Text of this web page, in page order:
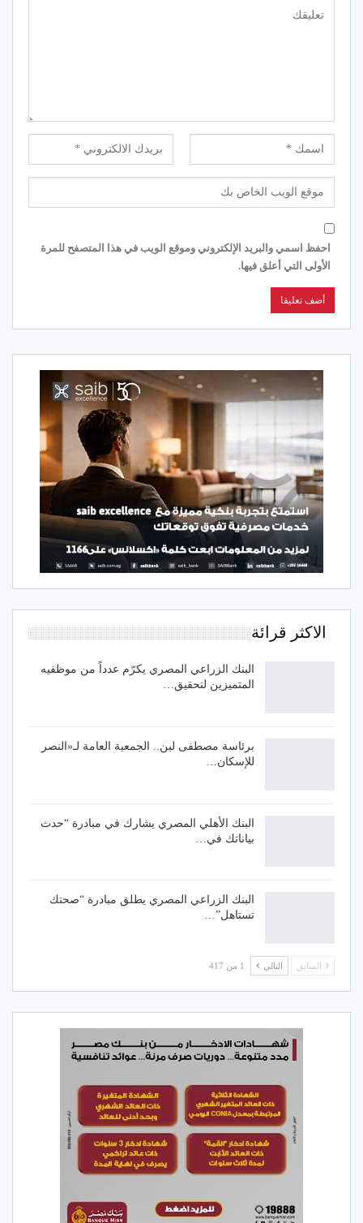
احفظ اسمي والبريد الإلكتروني وموقع الويب في هذا المتصفح للمرة
الأولى التي أعلق فيها.
الاكثر قرائة
البنك الزراعي المصري يكرّم عدداً من موظفيه
المتميزين لتحقيق…
برئاسة مصطفى لبن.. الجمعية العامة لـ«النصر
للإسكان…
البنك الأهلي المصري يشارك في مبادرة “حدث
بياناتك في…
البنك الزراعي المصري يطلق مبادرة “صحتك
تستاهل”…
السابق التالي 1 من 417